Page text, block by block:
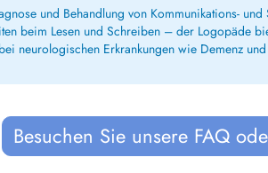
und Behandlung von Kommunikations-
beim Lesen und Schreiben – der Logopäde
neurologischen Erkrankungen wie Demenz
Besuchen Sie unsere FAQ